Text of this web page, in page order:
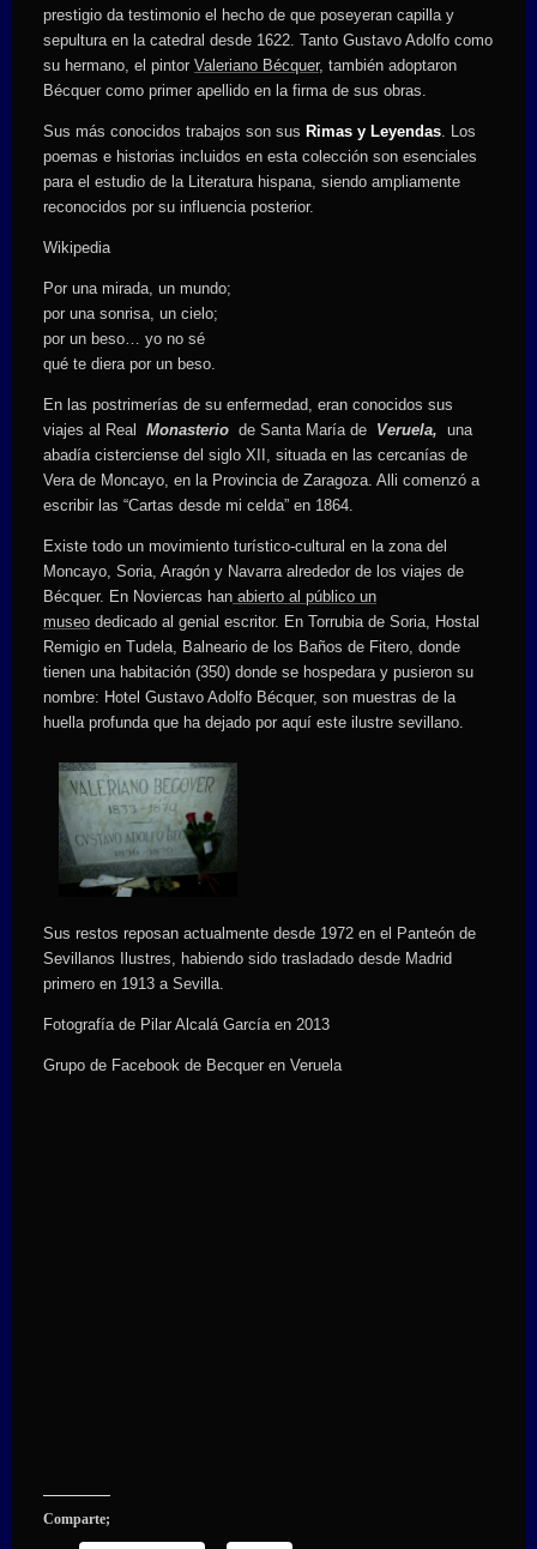
prestigio da testimonio el hecho de que poseyeran capilla y
sepultura en la catedral desde 1622. Tanto Gustavo Adolfo como
su hermano, el pintor Valeriano Bécquer, también adoptaron
Bécquer como primer apellido en la firma de sus obras.
Sus más conocidos trabajos son sus Rimas y Leyendas. Los
poemas e historias incluidos en esta colección son esenciales
para el estudio de la Literatura hispana, siendo ampliamente
reconocidos por su influencia posterior.
Wikipedia
Por una mirada, un mundo;
por una sonrisa, un cielo;
por un beso… yo no sé
qué te diera por un beso.
En las postrimerías de su enfermedad, eran conocidos sus
viajes al Real
Monasterio de Santa María de Veruela, una
abadía cisterciense del siglo XII, situada en las cercanías de
Vera de Moncayo, en la Provincia de Zaragoza. Alli comenzó a
escribir las “Cartas desde mi celda” en 1864.
Existe todo un movimiento turístico-cultural en la zona del
Moncayo, Soria, Aragón y Navarra alrededor de los viajes de
Bécquer. En Noviercas han abierto al público un
museo dedicado al genial escritor. En Torrubia de Soria, Hostal
Remigio en Tudela, Balneario de los Baños de Fitero, donde
tienen una habitación (350) donde se hospedara y pusieron su
nombre: Hotel Gustavo Adolfo Bécquer, son muestras de la
huella profunda que ha dejado por aquí este ilustre sevillano.
Sus restos reposan actualmente desde 1972 en el Panteón de
Sevillanos Ilustres, habiendo sido trasladado desde Madrid
primero en 1913 a Sevilla.
Fotografía de Pilar Alcalá García en 2013
Grupo de Facebook de Becquer en Veruela
Comparte;